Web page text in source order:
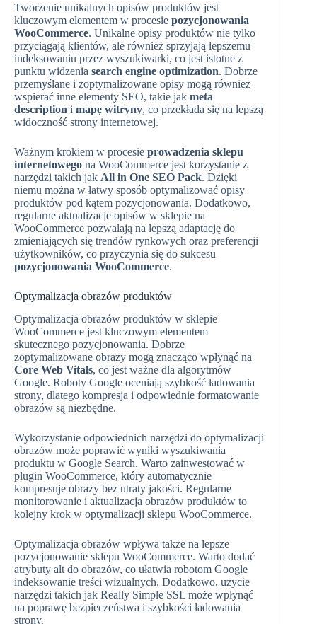
Tworzenie unikalnych opisów produktów jest
kluczowym elementem w procesie pozycjonowania
WooCommerce. Unikalne opisy produktów nie tylko
przyciągają klientów, ale również sprzyjają lepszemu
indeksowaniu przez wyszukiwarki, co jest istotne z
punktu widzenia search engine optimization. Dobrze
przemyślane i zoptymalizowane opisy mogą również
wspierać inne elementy SEO, takie jak meta
description i mapę witryny, co przekłada się na lepszą
widoczność strony internetowej.
Ważnym krokiem w procesie prowadzenia sklepu
internetowego na WooCommerce jest korzystanie z
narzędzi takich jak All in One SEO Pack. Dzięki
niemu można w łatwy sposób optymalizować opisy
produktów pod kątem pozycjonowania. Dodatkowo,
regularne aktualizacje opisów w sklepie na
WooCommerce pozwalają na lepszą adaptację do
zmieniających się trendów rynkowych oraz preferencji
użytkowników, co przyczynia się do sukcesu
pozycjonowania WooCommerce.
Optymalizacja obrazów produktów
Optymalizacja obrazów produktów w sklepie
WooCommerce jest kluczowym elementem
skutecznego pozycjonowania. Dobrze
zoptymalizowane obrazy mogą znacząco wpłynąć na
Core Web Vitals, co jest ważne dla algorytmów
Google. Roboty Google oceniają szybkość ładowania
strony, dlatego kompresja i odpowiednie formatowanie
obrazów są niezbędne.
Wykorzystanie odpowiednich narzędzi do optymalizacji
obrazów może poprawić wyniki wyszukiwania
produktu w Google Search. Warto zainwestować w
plugin WooCommerce, który automatycznie
kompresuje obrazy bez utraty jakości. Regularne
monitorowanie i aktualizacja obrazów produktów to
kolejny krok w optymalizacji sklepu WooCommerce.
Optymalizacja obrazów wpływa także na lepsze
pozycjonowanie sklepu WooCommerce. Warto dodać
atrybuty alt do obrazów, co ułatwia robotom Google
indeksowanie treści wizualnych. Dodatkowo, użycie
narzędzi takich jak Really Simple SSL może wpłynąć
na poprawę bezpieczeństwa i szybkości ładowania
strony.